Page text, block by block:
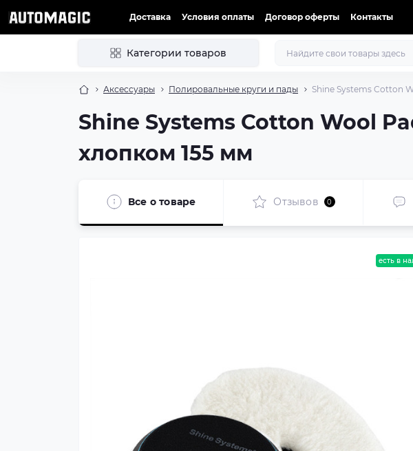
Доставка Условия оплаты Договор оферты Контакты
Категории товаров
Аксессуары Полировальные круги и пады Shine Systems Cotton
Shine Systems Cotton Wool
хлопком 155 мм
Все о товаре Отзывов 0
есть в